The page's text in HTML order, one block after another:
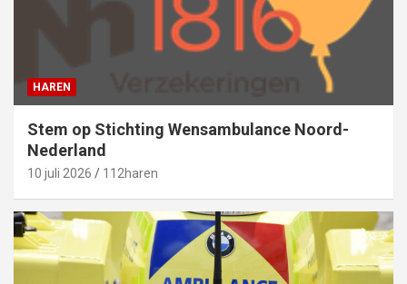
HAREN
Stem op Stichting Wensambulance Noord-
Nederland
10 juli 2026 112haren